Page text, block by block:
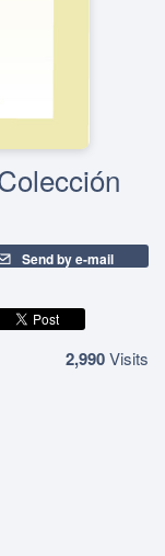
Send by e-mail
2,990Visits